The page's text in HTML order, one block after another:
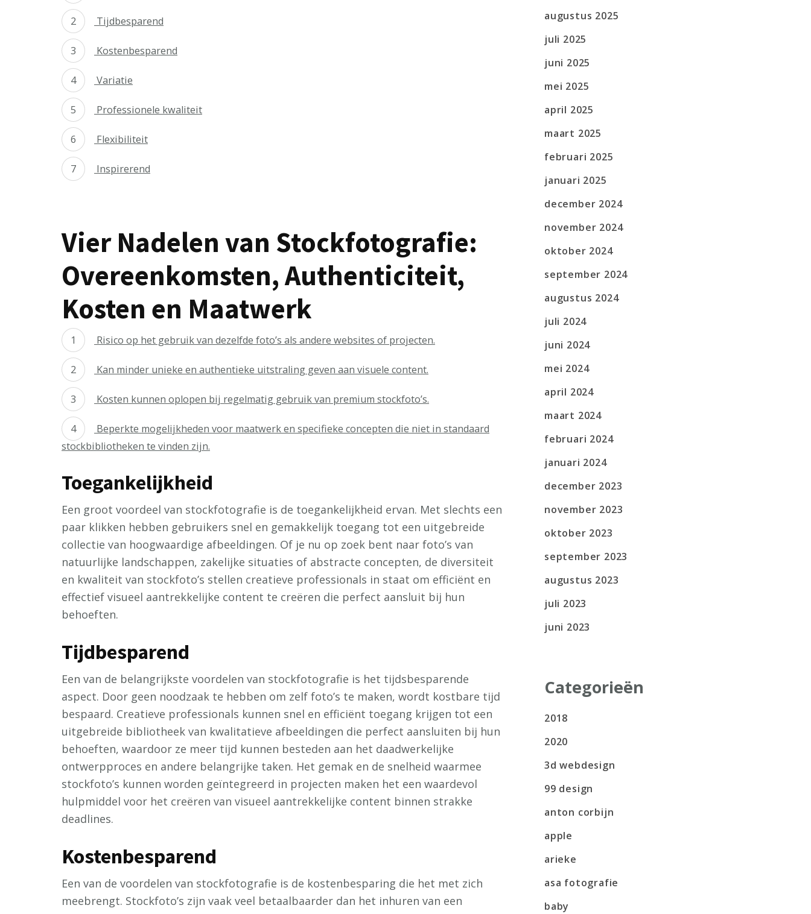
Tijdbesparend
Kostenbesparend
Variatie
Professionele kwaliteit
Flexibiliteit
Inspirerend
Vier Nadelen van Stockfotografie:
Overeenkomsten, Authenticiteit,
Kosten en Maatwerk
Risico op het gebruik van dezelfde foto’s als andere websites of projecten.
Kan minder unieke en authentieke uitstraling geven aan visuele content.
Kosten kunnen oplopen bij regelmatig gebruik van premium stockfoto’s.
Beperkte mogelijkheden voor maatwerk en specifieke concepten die niet in standaard
stockbibliotheken te vinden zijn.
Toegankelijkheid
Een groot voordeel van stockfotografie is de toegankelijkheid ervan. Met slechts een
paar klikken hebben gebruikers snel en gemakkelijk toegang tot een uitgebreide
collectie van hoogwaardige afbeeldingen. Of je nu op zoek bent naar foto’s van
natuurlijke landschappen, zakelijke situaties of abstracte concepten, de diversiteit
en kwaliteit van stockfoto’s stellen creatieve professionals in staat om efficiënt en
effectief visueel aantrekkelijke content te creëren die perfect aansluit bij hun
behoeften.
Tijdbesparend
Een van de belangrijkste voordelen van stockfotografie is het tijdsbesparende
aspect. Door geen noodzaak te hebben om zelf foto’s te maken, wordt kostbare tijd
bespaard. Creatieve professionals kunnen snel en efficiënt toegang krijgen tot een
uitgebreide bibliotheek van kwalitatieve afbeeldingen die perfect aansluiten bij hun
behoeften, waardoor ze meer tijd kunnen besteden aan het daadwerkelijke
ontwerpproces en andere belangrijke taken. Het gemak en de snelheid waarmee
stockfoto’s kunnen worden geïntegreerd in projecten maken het een waardevol
hulpmiddel voor het creëren van visueel aantrekkelijke content binnen strakke
deadlines.
Kostenbesparend
Een van de voordelen van stockfotografie is de kostenbesparing die het met zich
meebrengt. Stockfoto’s zijn vaak veel betaalbaarder dan het inhuren van een
augustus 2025
juli 2025
juni 2025
mei 2025
april 2025
maart 2025
februari 2025
januari 2025
december 2024
november 2024
oktober 2024
september 2024
augustus 2024
juli 2024
juni 2024
mei 2024
april 2024
maart 2024
februari 2024
januari 2024
december 2023
november 2023
oktober 2023
september 2023
augustus 2023
juli 2023
juni 2023
Categorieën
2018
2020
3d webdesign
99 design
anton corbijn
apple
arieke
asa fotografie
baby